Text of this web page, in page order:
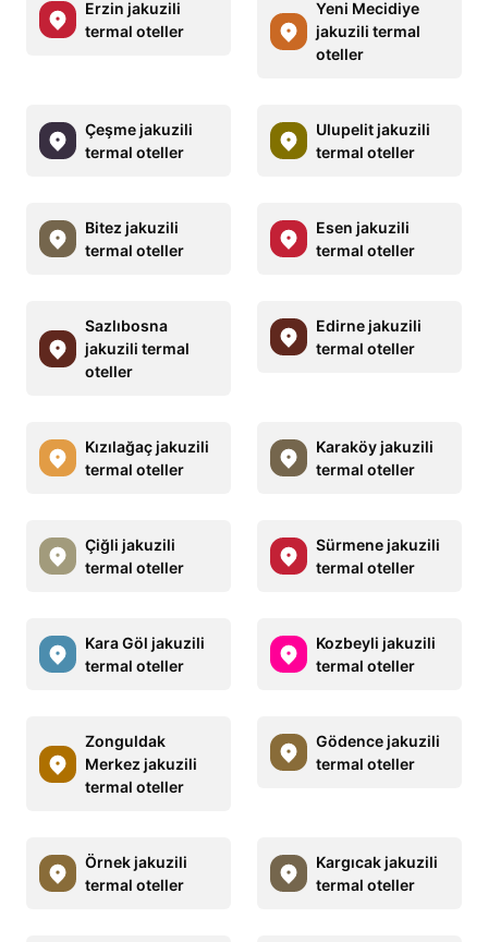
Erzin jakuzili
termal oteller
Yeni Mecidiye
jakuzili termal
oteller
Çeşme jakuzili
termal oteller
Ulupelit jakuzili
termal oteller
Bitez jakuzili
termal oteller
Esen jakuzili
termal oteller
Sazlıbosna
jakuzili termal
oteller
Edirne jakuzili
termal oteller
Kızılağaç jakuzili
termal oteller
Karaköy jakuzili
termal oteller
Çiğli jakuzili
termal oteller
Sürmene jakuzili
termal oteller
Kara Göl jakuzili
termal oteller
Kozbeyli jakuzili
termal oteller
Zonguldak
Merkez jakuzili
termal oteller
Gödence jakuzili
termal oteller
Örnek jakuzili
termal oteller
Kargıcak jakuzili
termal oteller